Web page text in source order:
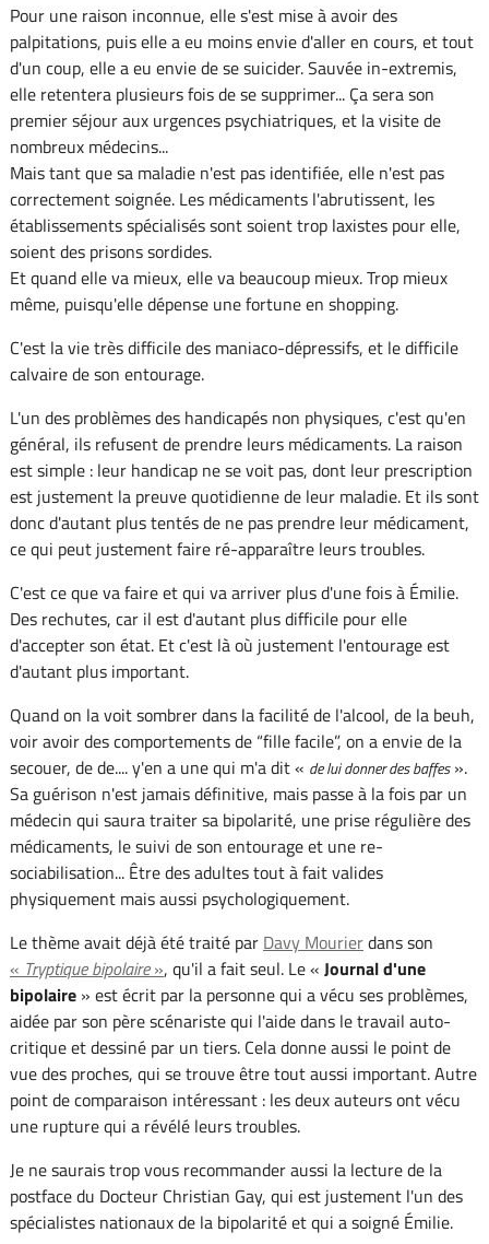
Pour une raison inconnue, elle s'est mise à avoir des
palpitations, puis elle a eu moins envie d'aller en cours, et tout
d'un coup, elle a eu envie de se suicider. Sauvée in-extremis,
elle retentera plusieurs fois de se supprimer... Ça sera son
premier séjour aux urgences psychiatriques, et la visite de
nombreux médecins...
Mais tant que sa maladie n'est pas identifiée, elle n'est pas
correctement soignée. Les médicaments l'abrutissent, les
établissements spécialisés sont soient trop laxistes pour elle,
soient des prisons sordides.
Et quand elle va mieux, elle va beaucoup mieux. Trop mieux
même, puisqu'elle dépense une fortune en shopping.
C'est la vie très difficile des maniaco-dépressifs, et le difficile
calvaire de son entourage.
L'un des problèmes des handicapés non physiques, c'est qu'en
général, ils refusent de prendre leurs médicaments. La raison
est simple : leur handicap ne se voit pas, dont leur prescription
est justement la preuve quotidienne de leur maladie. Et ils sont
donc d'autant plus tentés de ne pas prendre leur médicament,
ce qui peut justement faire ré-apparaître leurs troubles.
C'est ce que va faire et qui va arriver plus d'une fois à Émilie.
Des rechutes, car il est d'autant plus difficile pour elle
d'accepter son état. Et c'est là où justement l'entourage est
d'autant plus important.
Quand on la voit sombrer dans la facilité de l'alcool, de la beuh,
voir avoir des comportements de “fille facile”, on a envie de la
secouer, de de.... y'en a une qui m'a dit « de lui donner des baffes».
Sa guérison n'est jamais définitive, mais passe à la fois par un
médecin qui saura traiter sa bipolarité, une prise régulière des
médicaments, le suivi de son entourage et une re-
sociabilisation... Être des adultes tout à fait valides
physiquement mais aussi psychologiquement.
Le thème avait déjà été traité par Davy Mourierdans son
« Tryptique bipolaire», qu'il a fait seul. Le « Journal d'une
bipolaire» est écrit par la personne qui a vécu ses problèmes,
aidée par son père scénariste qui l'aide dans le travail auto-
critique et dessiné par un tiers. Cela donne aussi le point de
vue des proches, qui se trouve être tout aussi important. Autre
point de comparaison intéressant : les deux auteurs ont vécu
une rupture qui a révélé leurs troubles.
Je ne saurais trop vous recommander aussi la lecture de la
postface du Docteur Christian Gay, qui est justement l'un des
spécialistes nationaux de la bipolarité et qui a soigné Émilie.